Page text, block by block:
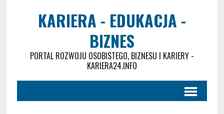
KARIERA - EDUKACJA -
BIZNES
PORTAL ROZWOJU OSOBISTEGO, BIZNESU I KARIERY -
KARIERA24.INFO